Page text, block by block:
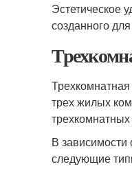
Эстетическое
созданного
трех жилых
В
следующие